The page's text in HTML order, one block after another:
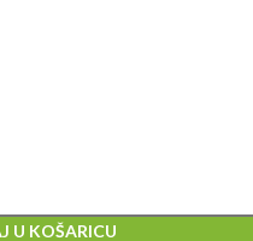
U KOŠARICU